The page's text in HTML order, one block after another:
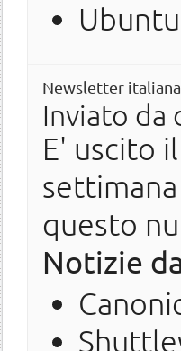
Newsletter
Inviato da
E' uscito
questo
Notizie